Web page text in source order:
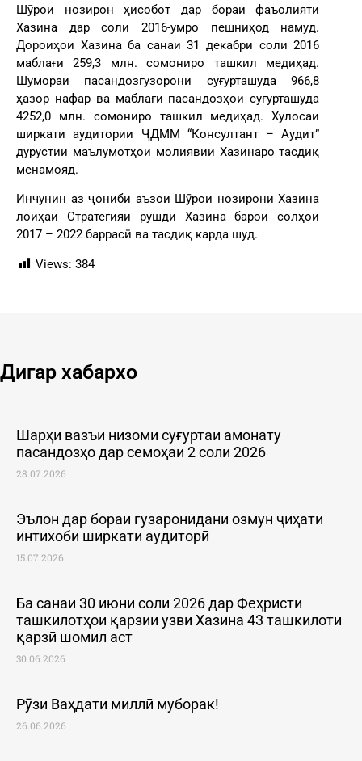
Шӯрои нозирон ҳисобот дар бораи фаъолияти
Хазина дар соли 2016-умро пешниҳод намуд.
Дороиҳои Хазина ба санаи 31 декабри соли 2016
маблағи 259,3 млн. сомониро ташкил медиҳад.
Шумораи пасандозгузорони суғурташуда 966,8
ҳазор нафар ва маблағи пасандозҳои суғурташуда
4252,0 млн. сомониро ташкил медиҳад. Хулосаи
ширкати аудитории ҶДММ “Консултант – Аудит”
дурустии маълумотҳои молиявии Хазинаро тасдиқ
менамояд.
Инчунин аз ҷониби аъзои Шӯрои нозирони Хазина
лоиҳаи Стратегияи рушди Хазина барои солҳои
2017 – 2022 баррасӣ ва тасдиқ карда шуд.
Views: 384
Дигар хабархо
Шарҳи вазъи низоми суғуртаи амонату
пасандозҳо дар семоҳаи 2 соли 2026
28.07.2026
Эълон дар бораи гузаронидани озмун ҷиҳати
интихоби ширкати аудиторӣ
15.07.2026
Ба санаи 30 июни соли 2026 дар Феҳристи
ташкилотҳои қарзии узви Хазина 43 ташкилоти
қарзӣ шомил аст
30.06.2026
Рӯзи Ваҳдати миллӣ муборак!
26.06.2026